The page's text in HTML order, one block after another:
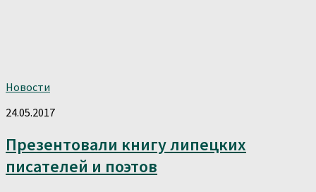
Новости
24.05.2017
Презентовали книгу липецких
писателей и поэтов